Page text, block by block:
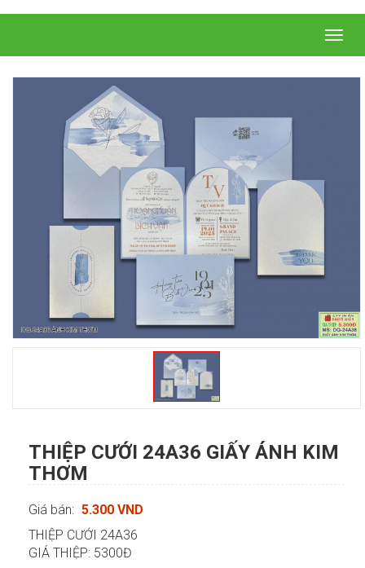
THIỆP CƯỚI 24A36 GIẤY ÁNH KIM
THƠM
Giá bán: 5.300 VND
THIỆP CƯỚI 24A36
GIÁ THIỆP: 5300Đ